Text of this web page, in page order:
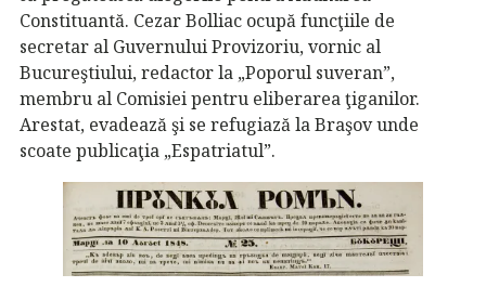
Constituantă. Cezar Bolliac ocupă funcţiile de
secretar al Guvernului Provizoriu, vornic al
Bucureştiului, redactor la „Poporul suveran”,
membru al Comisiei pentru eliberarea ţiganilor.
Arestat, evadează şi se refugiază la Braşov unde
scoate publicaţia „Espatriatul”.